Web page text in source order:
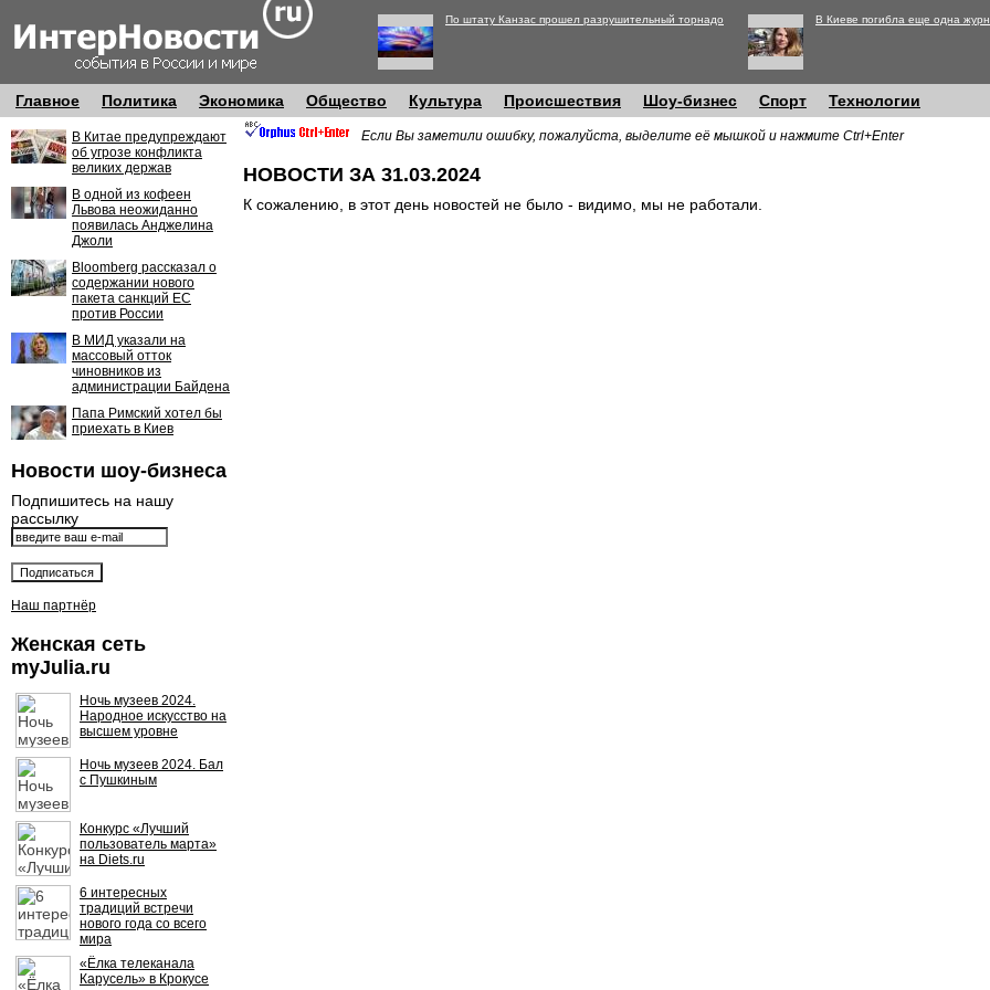
По штату Канзас прошел разрушительный торнадо В Киеве погибла еще одна
Главное Политика Экономика Общество Культура Происшествия Шоу-бизнес Спорт Технологии
В Китае предупреждают
об угрозе конфликта
великих держав
В одной из кофеен
Львова неожиданно
появилась Анджелина
Джоли
Bloomberg рассказал о
содержании нового
пакета санкций ЕС
против России
В МИД указали на
массовый отток
чиновников из
администрации Байдена
Папа Римский хотел бы
приехать в Киев
Новости шоу-бизнеса
Подпишитесь на нашу
рассылку
Наш партнёр
Женская сеть
myJulia.ru
Ночь музеев 2024.
Народное искусство на
высшем уровне
Ночь музеев 2024. Бал
с Пушкиным
Конкурс «Лучший
пользователь марта»
на Diets.ru
6 интересных
традиций встречи
нового года со всего
мира
«Ёлка телеканала
Карусель» в Крокусе
Если Вы заметили ошибку, пожалуйста, выделите её мышкой и нажмите Ctrl+Enter
НОВОСТИ ЗА 31.03.2024
К сожалению, в этот день новостей не было - видимо, мы не работали.